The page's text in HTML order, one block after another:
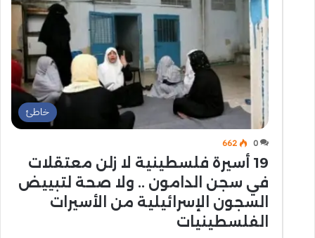
خاطئ
0
662
19 أسيرة فلسطينية لا زلن معتقلات
في سجن الدامون .. ولا صحة لتبييض
السجون الإسرائيلية من الأسيرات
الفلسطينيات